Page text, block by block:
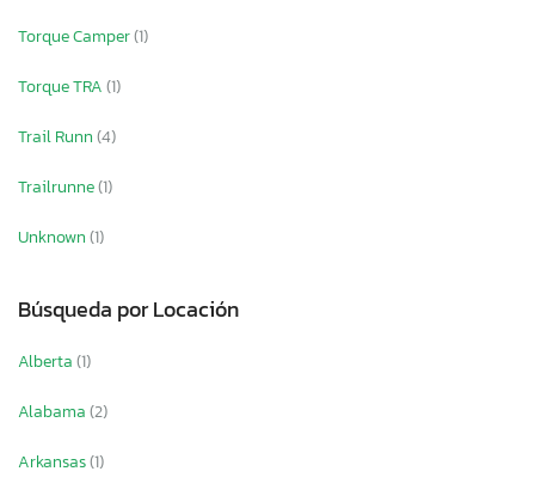
Torque Camper(1)
Torque TRA(1)
Trail Runn(4)
Trailrunne(1)
Unknown(1)
Búsqueda por Locación
Alberta(1)
Alabama(2)
Arkansas(1)